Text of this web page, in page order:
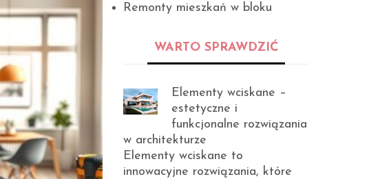
Remonty mieszkań w bloku
WARTO SPRAWDZIĆ
Elementy wciskane –
estetyczne i
funkcjonalne rozwiązania
w architekturze
Elementy wciskane to
innowacyjne rozwiązania, które